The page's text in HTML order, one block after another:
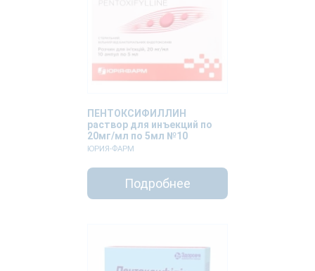
ПЕНТОКСИФИЛЛИН
раствор для инъекций по
20мг/мл по 5мл №10
ЮРИЯ-ФАРМ
Подробнее